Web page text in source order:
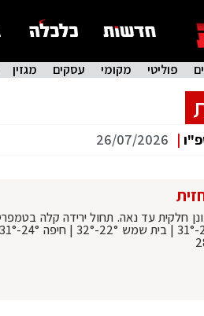
פוליטי מקומי עסקים מגזין
|
26/07/2026